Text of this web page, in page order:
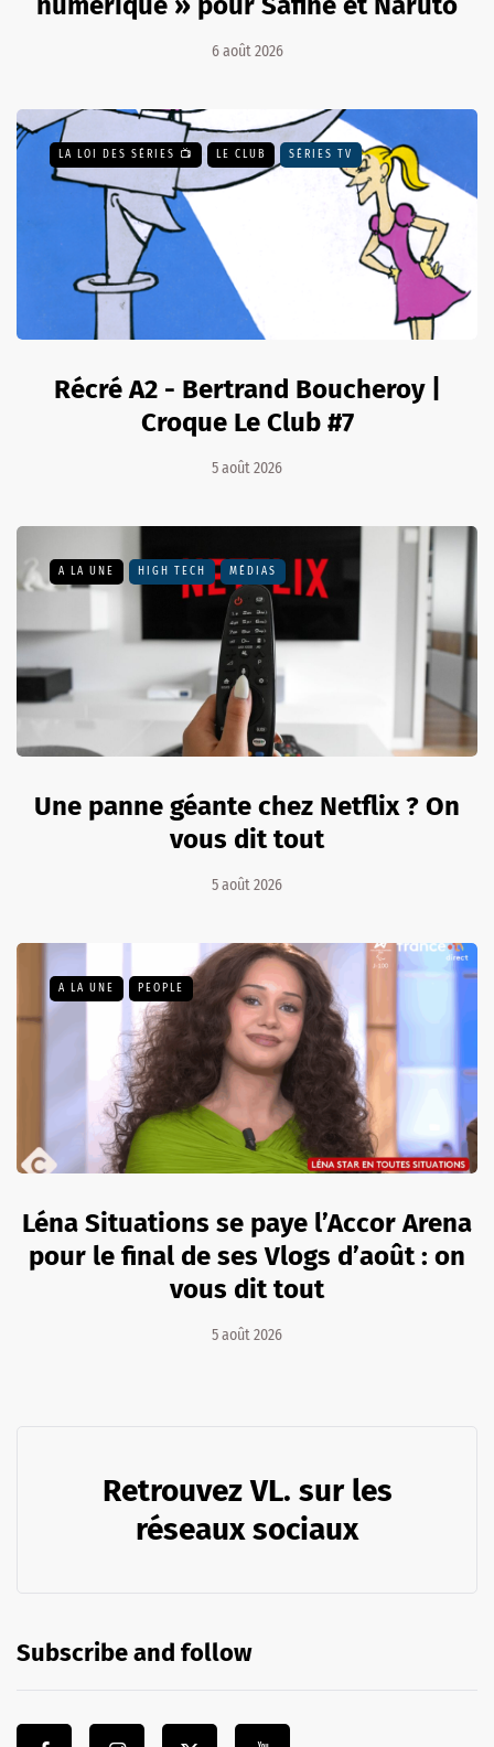
6 août 2026
LA LOI DES SÉRIES 📺 LE CLUB SÉRIES TV
Récré A2 - Bertrand Boucheroy |
Croque Le Club #7
5 août 2026
A LA UNE HIGH TECH MÉDIAS
Une panne géante chez Netflix ? On
vous dit tout
5 août 2026
A LA UNE PEOPLE
Léna Situations se paye l’Accor Arena
pour le final de ses Vlogs d’août : on
vous dit tout
5 août 2026
Retrouvez VL. sur les
réseaux sociaux
Subscribe and follow